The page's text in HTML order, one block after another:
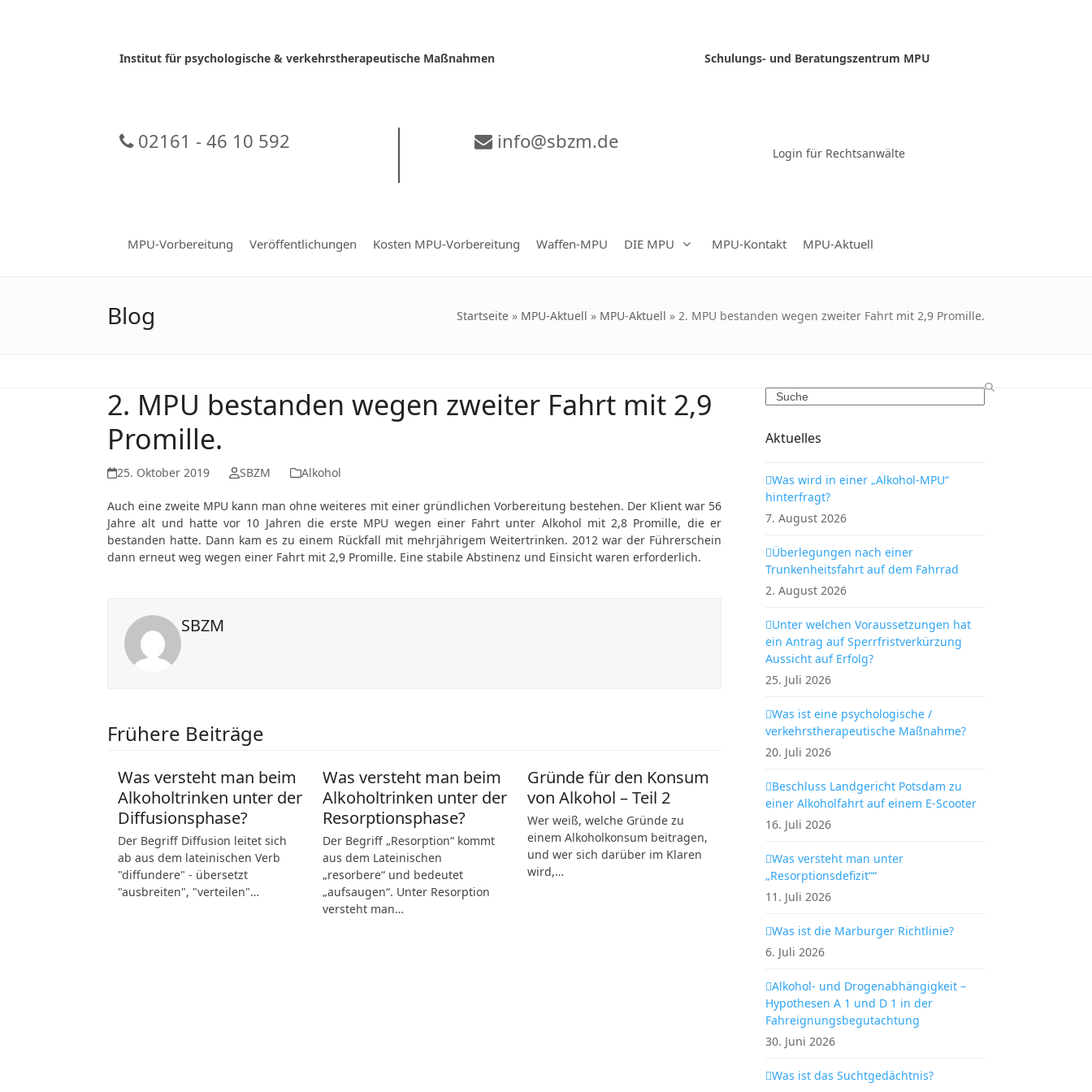
Institut für psychologische & verkehrstherapeutische Maßnahmen
Schulungs- und Beratungszentrum MPU
02161 - 46 10 592 info@sbzm.de
Login für Rechtsanwälte
MPU-Vorbereitung Veröffentlichungen Kosten MPU-Vorbereitung Waffen-MPU DIE MPU MPU-Kontakt MPU-Aktuell
Blog Startseite » MPU-Aktuell » MPU-Aktuell » 2. MPU bestanden wegen zweiter Fahrt mit 2,9 Promille.
2. MPU bestanden wegen zweiter Fahrt mit 2,9
Promille.
25. Oktober 2019 SBZM Alkohol
Auch eine zweite MPU kann man ohne weiteres mit einer gründlichen Vorbereitung bestehen. Der Klient war 56
Jahre alt und hatte vor 10 Jahren die erste MPU wegen einer Fahrt unter Alkohol mit 2,8 Promille, die er
bestanden hatte. Dann kam es zu einem Rückfall mit mehrjährigem Weitertrinken. 2012 war der Führerschein
dann erneut weg wegen einer Fahrt mit 2,9 Promille. Eine stabile Abstinenz und Einsicht waren erforderlich.
SBZM
Frühere Beiträge
Was versteht man beim
Alkoholtrinken unter der
Diffusionsphase?
Der Begriff Diffusion leitet sich
ab aus dem lateinischen Verb
"diffundere" - übersetzt
"ausbreiten", "verteilen"…
Was versteht man beim
Alkoholtrinken unter der
Resorptionsphase?
Der Begriff „Resorption“ kommt
aus dem Lateinischen
„resorbere“ und bedeutet
„aufsaugen“. Unter Resorption
versteht man…
Gründe für den Konsum
von Alkohol – Teil 2
Wer weiß, welche Gründe zu
einem Alkoholkonsum beitragen,
und wer sich darüber im Klaren
wird,…
Search
Aktuelles
Was wird in einer „Alkohol-MPU“
hinterfragt?
7. August 2026
Überlegungen nach einer
Trunkenheitsfahrt auf dem Fahrrad
2. August 2026
Unter welchen Voraussetzungen hat
ein Antrag auf Sperrfristverkürzung
Aussicht auf Erfolg?
25. Juli 2026
Was ist eine psychologische /
verkehrstherapeutische Maßnahme?
20. Juli 2026
Beschluss Landgericht Potsdam zu
einer Alkoholfahrt auf einem E-Scooter
16. Juli 2026
Was versteht man unter
„Resorptionsdefizit““
11. Juli 2026
Was ist die Marburger Richtlinie?
6. Juli 2026
Alkohol- und Drogenabhängigkeit –
Hypothesen A 1 und D 1 in der
Fahreignungsbegutachtung
30. Juni 2026
Was ist das Suchtgedächtnis?